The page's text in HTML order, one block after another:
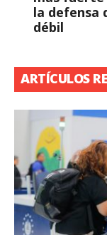
la defensa
débil
ARTÍCULOS